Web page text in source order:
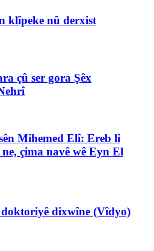
klîpeke nû derxist
çû ser gora Şêx
Mihemed Elî: Ereb li
çima navê wê Eyn El
doktoriyê dixwîne (Vîdyo)